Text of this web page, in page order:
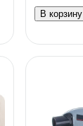
В корзину